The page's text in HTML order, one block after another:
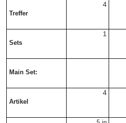
Treffer
4
Sets
1
Main Set:
Artikel
4